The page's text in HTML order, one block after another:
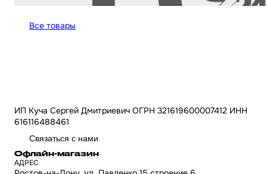
Все товары
ИП Куча Сергей Дмитриевич ОГРН 321619600007412 ИНН
616116488461
Связаться с нами
Офлайн-магазин
АДРЕС